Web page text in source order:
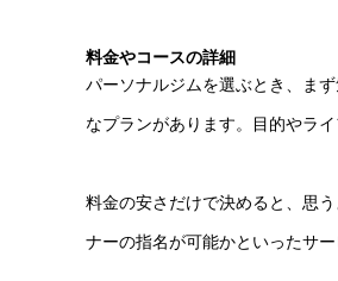
料金やコースの詳細
パーソナルジムを選ぶとき、ま
なプランがあります。目的やラ
料金の安さだけで決めると、思
ナーの指名が可能かといったサ